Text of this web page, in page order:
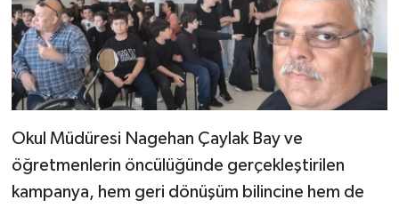
Okul Müdüresi Nagehan Çaylak Bay ve
öğretmenlerin öncülüğünde gerçekleştirilen
kampanya, hem geri dönüşüm bilincine hem de